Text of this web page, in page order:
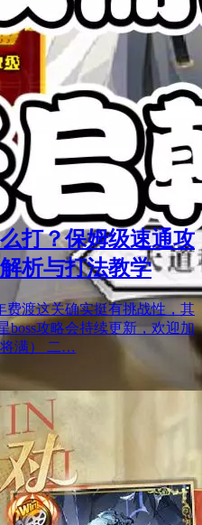
打？保姆级速通攻
析与打法教学
费渡这关确实挺有挑战性，其
boss攻略会持续更新，欢迎加
将满） 二…